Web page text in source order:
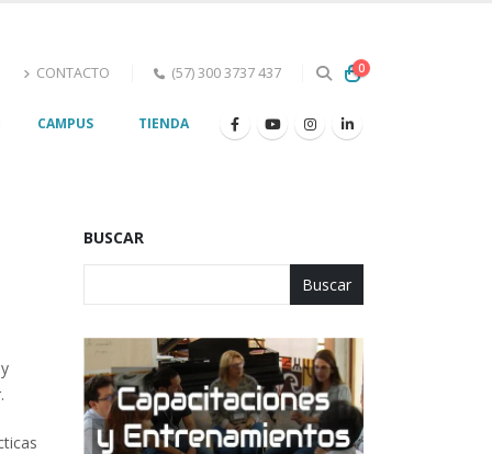
CONTACTO (57) 300 3737 437 0
CAMPUS TIENDA
BUSCAR
Buscar